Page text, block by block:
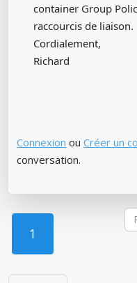
container Group
raccourcis de liaison.
Cordialement,
Richard
Connexion ou Créer un
conversation.
1